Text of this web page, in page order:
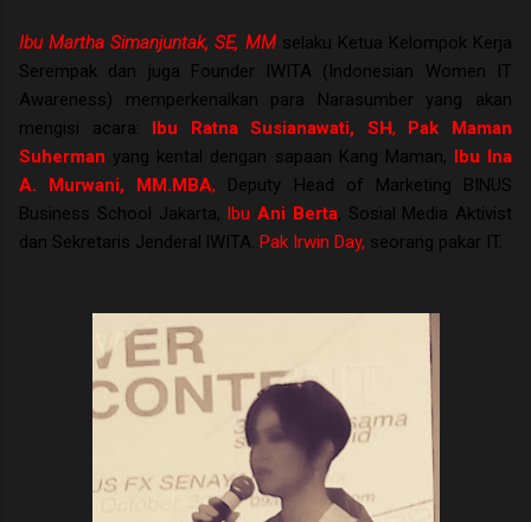
Ibu Martha Simanjuntak, SE, MM selaku Ketua Kelompok Kerja
Serempak dan juga Founder IWITA (Indonesian Women IT
Awareness) memperkenalkan para Narasumber yang akan
mengisi acara: Ibu Ratna Susianawati, SH, Pak Maman
Suherman yang kental dengan sapaan Kang Maman, Ibu Ina
A. Murwani, MM.MBA, Deputy Head of Marketing BINUS
Business School Jakarta, Ibu Ani Berta, Sosial Media Aktivist
dan Sekretaris Jenderal lWITA. Pak Irwin Day, seorang pakar IT.